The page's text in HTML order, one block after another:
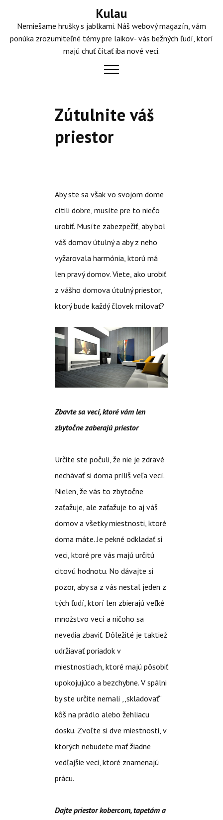
content
Kulau
Nemiešame hrušky s jablkami. Náš webový magazín, vám
ponúka zrozumiteľné témy pre laikov- vás bežných ľudí, ktorí
majú chuť čítať iba nové veci.
Zútulnite váš
priestor
Aby ste sa však vo svojom dome
cítili dobre, musíte pre to niečo
urobiť. Musíte zabezpečiť, aby bol
váš domov útulný a aby z neho
vyžarovala harmónia, ktorú má
len pravý domov. Viete, ako urobiť
z vášho domova útulný priestor,
ktorý bude každý človek milovať?
Zbavte sa vecí, ktoré vám len
zbytočne zaberajú priestor
Určite ste počuli, že nie je zdravé
nechávať si doma príliš veľa vecí.
Nielen, že vás to zbytočne
zaťažuje, ale zaťažuje to aj váš
domov a všetky miestnosti, ktoré
doma máte. Je pekné odkladať si
veci, ktoré pre vás majú určitú
citovú hodnotu. No dávajte si
pozor, aby sa z vás nestal jeden z
tých ľudí, ktorí len zbierajú veľké
množstvo vecí a ničoho sa
nevedia zbaviť. Dôležité je taktiež
udržiavať poriadok v
miestnostiach, ktoré majú pôsobiť
upokojujúco a bezchybne. V spálni
by ste určite nemali ,,skladovať“
kôš na prádlo alebo žehliacu
dosku. Zvoľte si dve miestnosti, v
ktorých nebudete mať žiadne
vedľajšie veci, ktoré znamenajú
prácu.
Dajte priestor kobercom, tapetám a